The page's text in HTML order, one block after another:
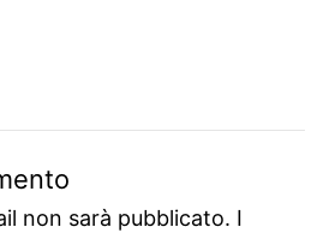
non sarà pubblicato. I